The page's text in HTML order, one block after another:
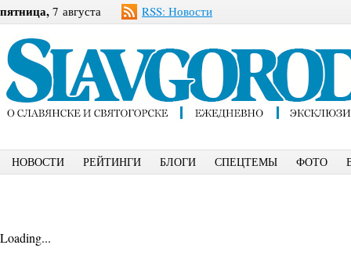
пятница, 7 августа RSS: Новости
НОВОСТИ РЕЙТИНГИ БЛОГИ СПЕЦТЕМЫ ФОТО
Loading...